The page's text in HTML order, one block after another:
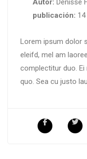
Autor: Denisse
publicación:
Lorem ipsum dolor
eleifd, mel am
complectitur duo.
quo. Sea cu justo